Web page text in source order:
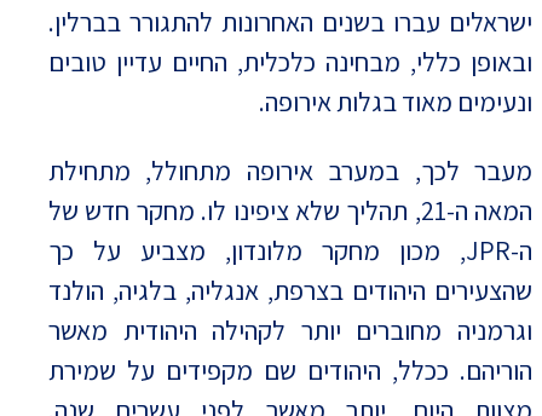
ישראלים עברו בשנים האחרונות להתגורר בברלין.
ובאופן כללי, מבחינה כלכלית, החיים עדיין טובים
ונעימים מאוד בגלות אירופה.
מעבר לכך, במערב אירופה מתחולל, מתחילת
המאה ה-21, תהליך שלא ציפינו לו. מחקר חדש של
ה-JPR, מכון מחקר מלונדון, מצביע על כך
שהצעירים היהודים בצרפת, אנגליה, בלגיה, הולנד
וגרמניה מחוברים יותר לקהילה היהודית מאשר
הוריהם. ככלל, היהודים שם מקפידים על שמירת